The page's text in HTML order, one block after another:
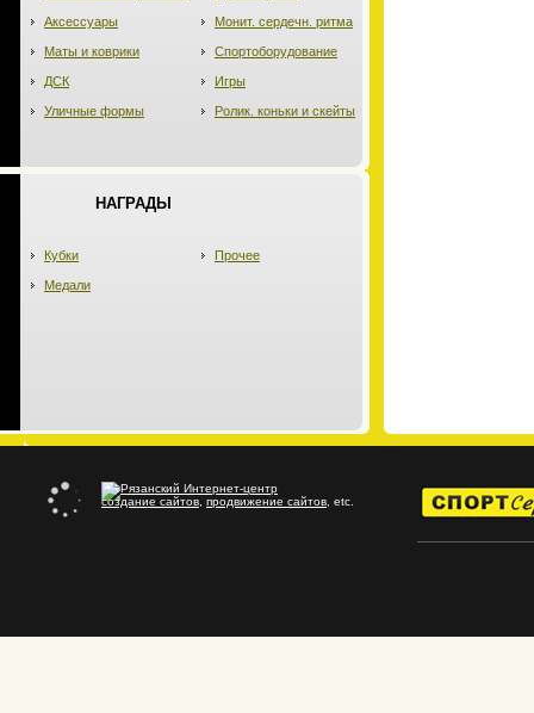
Аксессуары
Маты и коврики
ДСК
Уличные формы
Монит. сердечн. ритма
Спортоборудование
Игры
Ролик. коньки и скейты
НАГРАДЫ
Кубки
Медали
Прочее
создание сайтов продвижение сайтов , etc.